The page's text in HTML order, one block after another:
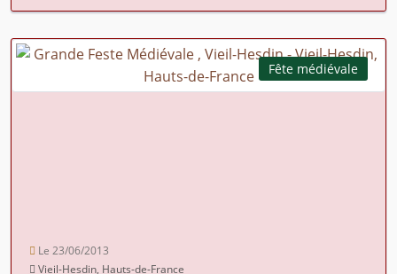
Fête médiévale
Le 23/06/2013
Vieil-Hesdin, Hauts-de-France